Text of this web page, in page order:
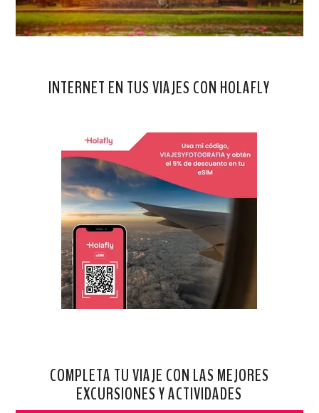
INTERNET EN TUS VIAJES CON HOLAFLY
COMPLETA TU VIAJE CON LAS MEJORES
EXCURSIONES Y ACTIVIDADES